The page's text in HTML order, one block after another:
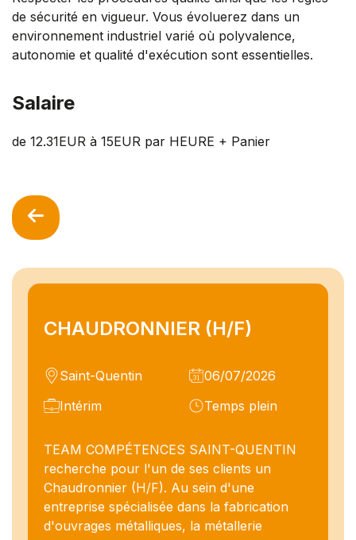
CHAUDRONNIER (H/F)
Saint-Quentin
06/07/2026
Intérim
Temps plein
TEAM COMPÉTENCES SAINT-QUENTIN
recherche pour l'un de ses clients un
Chaudronnier (H/F). Au sein d'une
entreprise spécialisée dans la fabrication
d'ouvrages métalliques, la métallerie
de sécurité en vigueur. Vous évoluerez dans un
environnement industriel varié où polyvalence,
autonomie et qualité d'exécution sont essentielles.
Salaire
de 12.31EUR à 15EUR par HEURE + Panier